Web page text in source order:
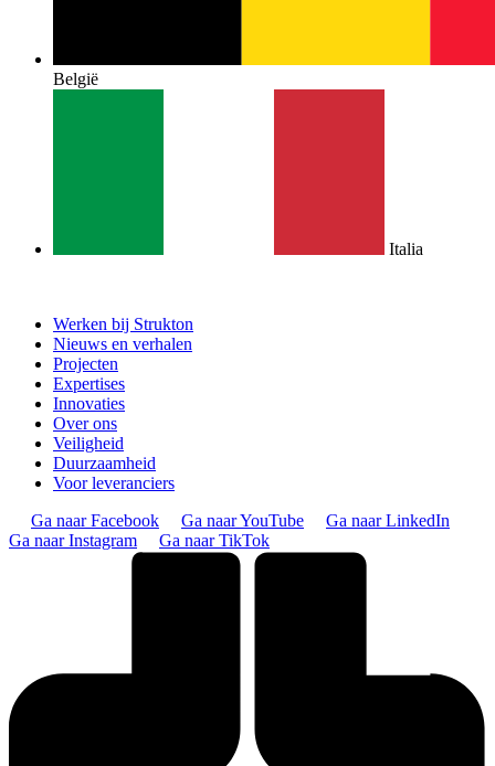
België
Italia
Werken bij Strukton
Nieuws en verhalen
Projecten
Expertises
Innovaties
Over ons
Veiligheid
Duurzaamheid
Voor leveranciers
Ga naar Facebook
Ga naar YouTube
Ga naar LinkedIn
Ga naar Instagram
Ga naar TikTok